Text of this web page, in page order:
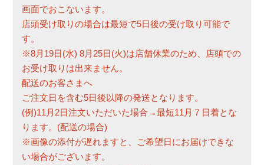
画面でおこないます。
店頭受け取りの場合は最短で5日後の受け取り可能で
す。
※8月19日(水) 8月25日(火)は店舗休業のため、店頭での
お受け取りは出来ません。
配送のお客さまへ
ご注文日を含む5日後以降の発送となります。
(例)11月2日注文いただいた場合→最短11月７日着とな
ります。(配送の場合)
※画像の添付が遅れますと、ご希望日にお届けできな
い場合がございます。